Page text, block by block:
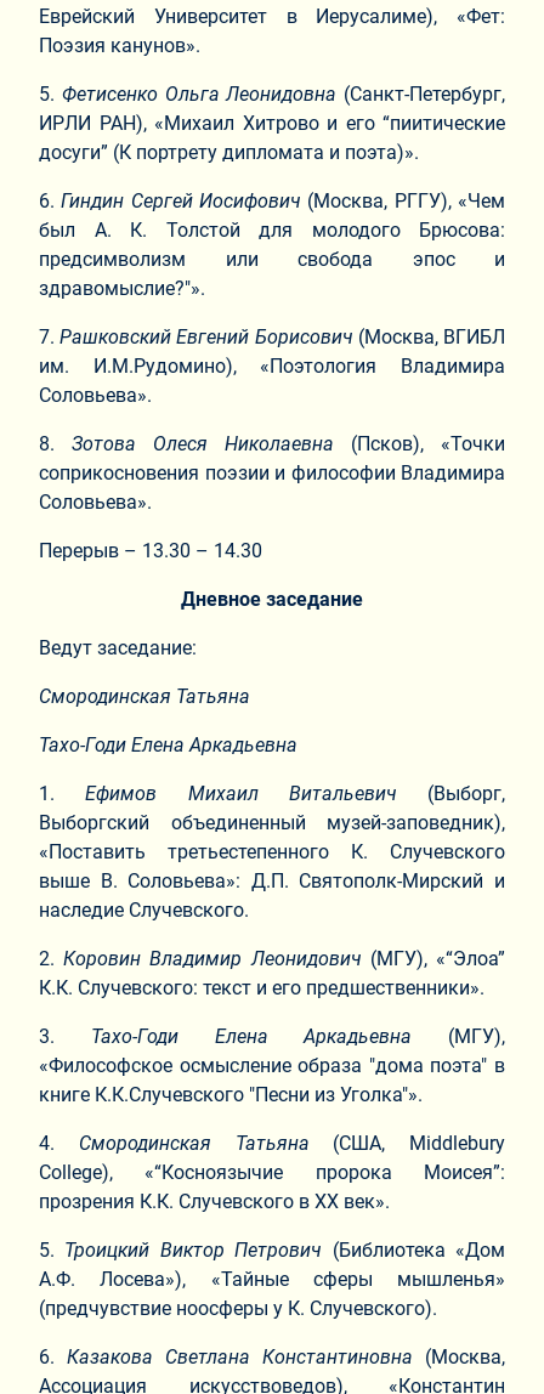
Еврейский Университет в Иерусалиме), «Фет:
Поэзия канунов».
5.​ Фетисенко Ольга Леонидовна (Санкт-Петербург,
ИРЛИ РАН), «Михаил Хитрово и его “пиитические
досуги” (К портрету дипломата и поэта)».
6.​Гиндин Сергей Иосифович (Москва, РГГУ), «Чем
был А. К. Толстой для молодого Брюсова:
предсимволизм или свобода эпос и
здравомыслие?"».
7.​Рашковский Евгений Борисович (Москва, ВГИБЛ
им. И.М.Рудомино), «Поэтология Владимира
Соловьева».
8.​ Зотова Олеся Николаевна (Псков), «Точки
соприкосновения поэзии и философии Владимира
Соловьева».
Перерыв – 13.30 – 14.30
Дневное заседание
Ведут заседание:
Смородинская Татьяна
Тахо-Годи Елена Аркадьевна
1.​Ефимов Михаил Витальевич (Выборг,
Выборгский объединенный музей-заповедник),
«Поставить третьестепенного К. Случевского
выше В. Соловьева»: Д.П. Святополк-Мирский и
наследие Случевского.
2.​Коровин Владимир Леонидович (МГУ), «“Элоа”
К.К. Случевского: текст и его предшественники».
3.​ Тахо-Годи Елена Аркадьевна (МГУ),
«Философское осмысление образа "дома поэта" в
книге К.К.Случевского "Песни из Уголка"».
4.​ Смородинская Татьяна (США, Middlebury
College), «“Косноязычие пророка Моисея”:
прозрения К.К. Случевского в XX век».
5.​ Троицкий Виктор Петрович (Библиотека «Дом
А.Ф. Лосева»), «Тайные сферы мышленья»
(предчувствие ноосферы у К. Случевского).
6.​ Казакова Светлана Константиновна (Москва,
Ассоциация искусствоведов), «Константин